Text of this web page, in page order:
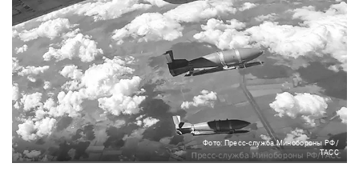
Фото: Пресс-служба Минобороны РФ/
ТАСС